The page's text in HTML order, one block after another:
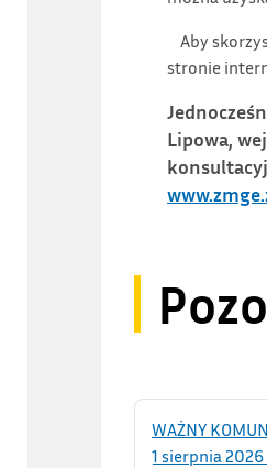
Aby
stronie
Lipowa,
WAŻNY
1 sierpnia 2026